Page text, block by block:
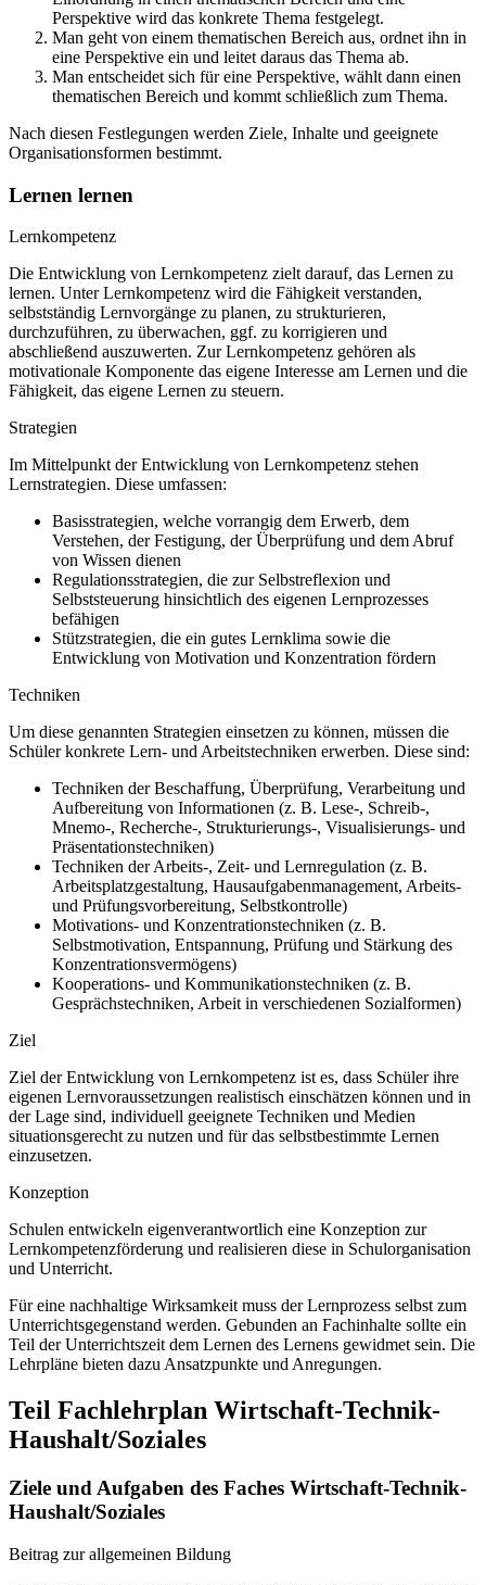
Perspektive wird das konkrete Thema festgelegt.
Man geht von einem thematischen Bereich aus, ordnet ihn in
eine Perspektive ein und leitet daraus das Thema ab.
Man entscheidet sich für eine Perspektive, wählt dann einen
thematischen Bereich und kommt schließlich zum Thema.
Nach diesen Festlegungen werden Ziele, Inhalte und geeignete
Organisationsformen bestimmt.
Lernen lernen
Lernkompetenz
Die Entwicklung von Lernkompetenz zielt darauf, das Lernen zu
lernen. Unter Lernkompetenz wird die Fähigkeit verstanden,
selbstständig Lernvorgänge zu planen, zu strukturieren,
durchzuführen, zu überwachen, ggf. zu korrigieren und
abschließend auszuwerten. Zur Lernkompetenz gehören als
motivationale Komponente das eigene Interesse am Lernen und die
Fähigkeit, das eigene Lernen zu steuern.
Strategien
Im Mittelpunkt der Entwicklung von Lernkompetenz stehen
Lernstrategien. Diese umfassen:
Basisstrategien, welche vorrangig dem Erwerb, dem
Verstehen, der Festigung, der Überprüfung und dem Abruf
von Wissen dienen
Regulationsstrategien, die zur Selbstreflexion und
Selbststeuerung hinsichtlich des eigenen Lernprozesses
befähigen
Stützstrategien, die ein gutes Lernklima sowie die
Entwicklung von Motivation und Konzentration fördern
Techniken
Um diese genannten Strategien einsetzen zu können, müssen die
Schüler konkrete Lern- und Arbeitstechniken erwerben. Diese sind:
Techniken der Beschaffung, Überprüfung, Verarbeitung und
Aufbereitung von Informationen (z. B. Lese-, Schreib-,
Mnemo-, Recherche-, Strukturierungs-, Visualisierungs- und
Präsentationstechniken)
Techniken der Arbeits-, Zeit- und Lernregulation (z. B.
Arbeitsplatzgestaltung, Hausaufgabenmanagement, Arbeits-
und Prüfungsvorbereitung, Selbstkontrolle)
Motivations- und Konzentrationstechniken (z. B.
Selbstmotivation, Entspannung, Prüfung und Stärkung des
Konzentrationsvermögens)
Kooperations- und Kommunikationstechniken (z. B.
Gesprächstechniken, Arbeit in verschiedenen Sozialformen)
Ziel
Ziel der Entwicklung von Lernkompetenz ist es, dass Schüler ihre
eigenen Lernvoraussetzungen realistisch einschätzen können und in
der Lage sind, individuell geeignete Techniken und Medien
situationsgerecht zu nutzen und für das selbstbestimmte Lernen
einzusetzen.
Konzeption
Schulen entwickeln eigenverantwortlich eine Konzeption zur
Lernkompetenzförderung und realisieren diese in Schulorganisation
und Unterricht.
Für eine nachhaltige Wirksamkeit muss der Lernprozess selbst zum
Unterrichtsgegenstand werden. Gebunden an Fachinhalte sollte ein
Teil der Unterrichtszeit dem Lernen des Lernens gewidmet sein. Die
Lehrpläne bieten dazu Ansatzpunkte und Anregungen.
Teil Fachlehrplan Wirtschaft-Technik-
Haushalt/Soziales
Ziele und Aufgaben des Faches Wirtschaft-Technik-
Haushalt/Soziales
Beitrag zur allgemeinen Bildung